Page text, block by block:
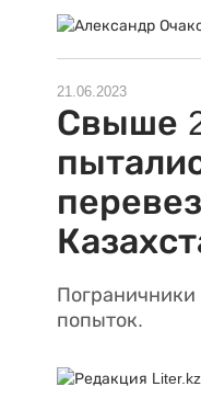
21.06.2023
Свыше
попыток.